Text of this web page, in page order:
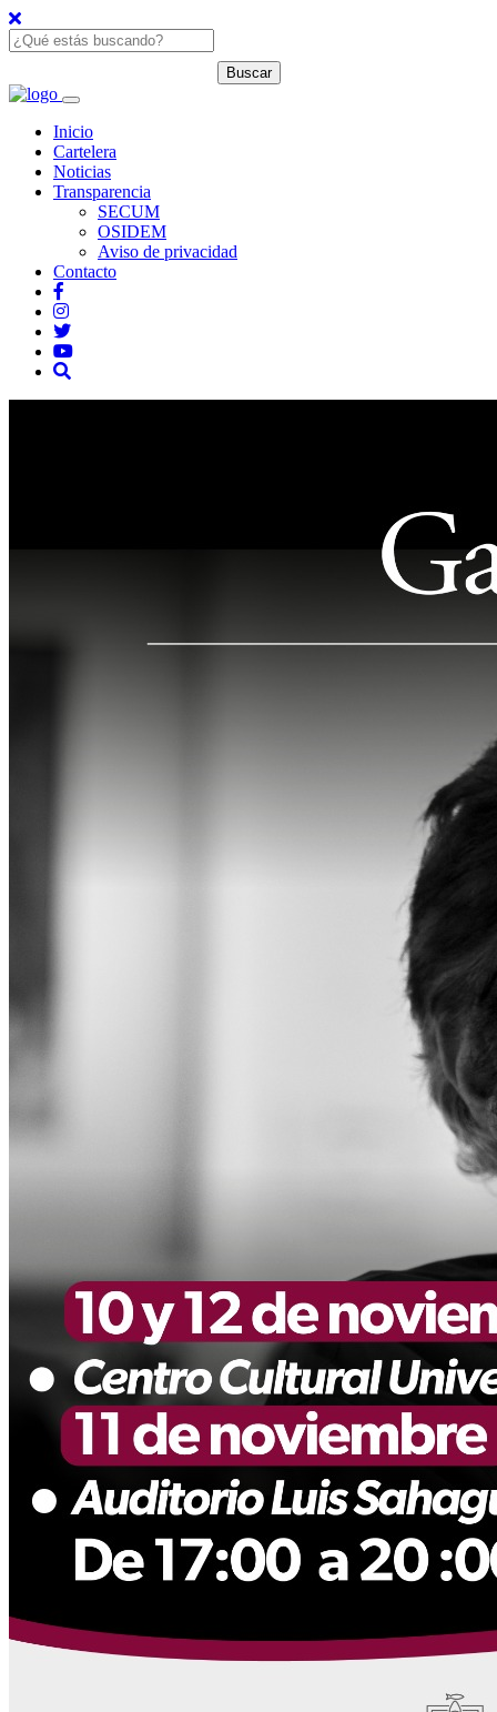
Inicio
Cartelera
Noticias
Transparencia
SECUM
OSIDEM
Aviso de privacidad
Contacto